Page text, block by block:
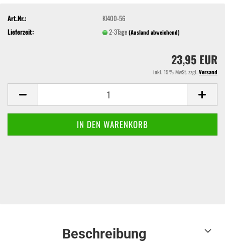
Art.Nr.:
KI400-56
Lieferzeit:
2-3Tage(Ausland abweichend)
23,95 EUR
inkl. 19% MwSt. zzgl.Versand
Beschreibung